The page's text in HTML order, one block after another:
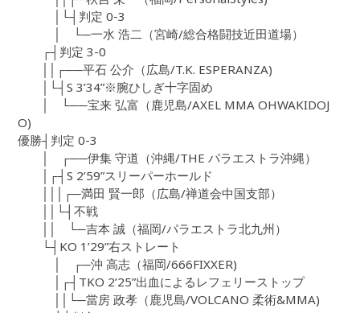
│└┤判定 0-3
│ └─一水 浩二（宮崎/総合格闘技近田道場）
┌┤判定 3-0
││┌──平石 公介（広島/T.K. ESPERANZA)
│└┤S 3’34”※腕ひしぎ十字固め
│ └──宝来 弘富（鹿児島/AXEL MMA OHWAKIDOJ
O)
優勝┤判定 0-3
│ ┌──伊集 守道（沖縄/THE パラエストラ沖縄）
│┌┤S 2’59”スリーパーホールド
│││┌─満田 賢一郎（広島/禅道会中国支部）
││└┤不戦
││ └─吉本 誠（福岡/パラエストラ北九州）
└┤KO 1’29”右ストレート
│ ┌─沖 高志（福岡/666FIXXER)
│┌┤TKO 2’25”出血によるレフェリーストップ
││└─當房 政孝（鹿児島/VOLCANO 柔術&MMA)